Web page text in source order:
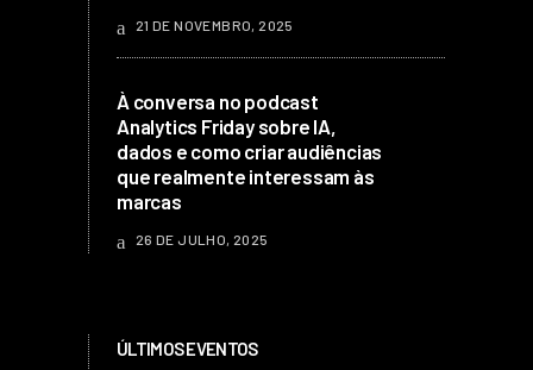
21 DE NOVEMBRO, 2025
À conversa no podcast
Analytics Friday sobre IA,
dados e como criar audiências
que realmente interessam às
marcas
26 DE JULHO, 2025
ÚLTIMOS EVENTOS